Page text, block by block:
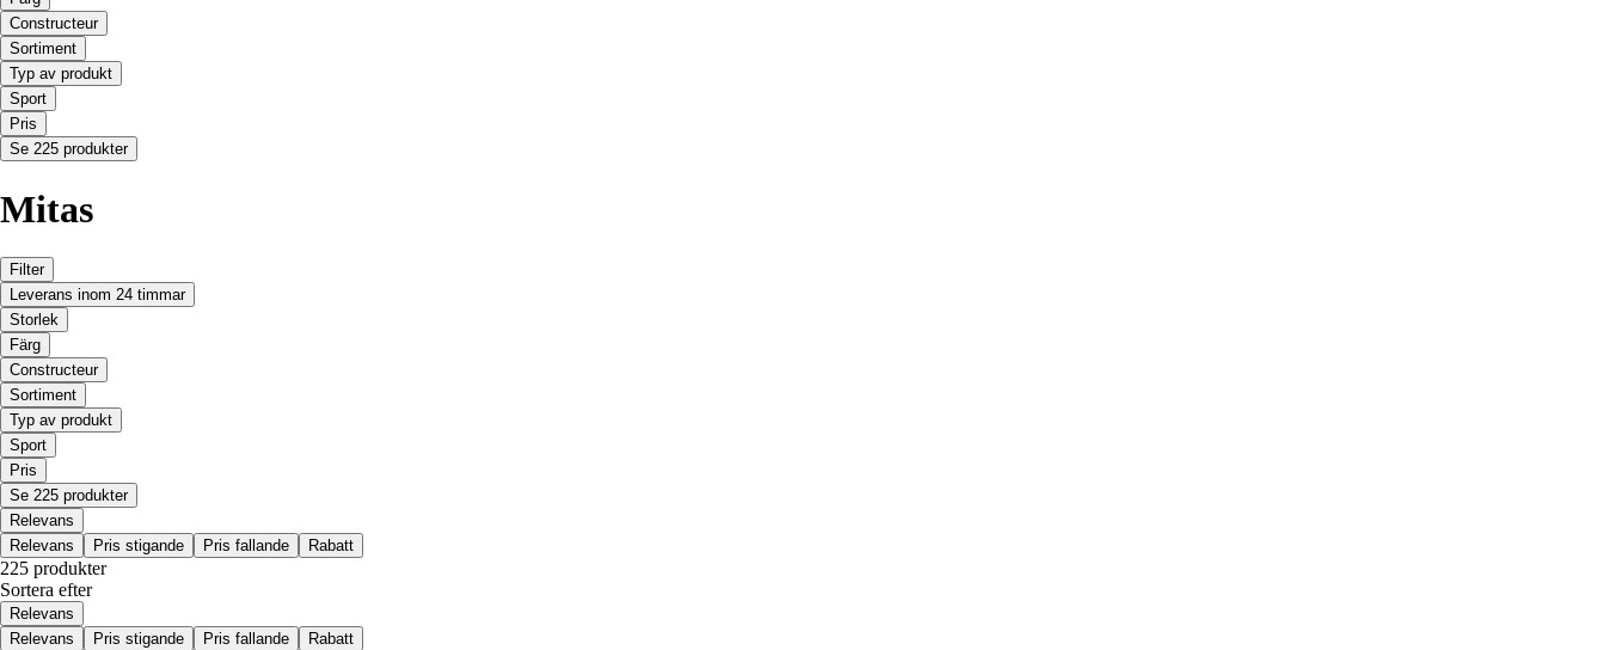
Constructeur
Sortiment
Typ av produkt
Sport
Pris
Se 225 produkter
Mitas
Filter
Leverans inom 24 timmar
Storlek
Färg
Constructeur
Sortiment
Typ av produkt
Sport
Pris
Se 225 produkter
Relevans
Relevans
Pris stigande Pris fallande Rabatt
225 produkter
Sortera efter
Relevans
Relevans
Pris stigande Pris fallande Rabatt